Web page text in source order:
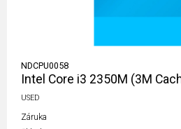
NDCPU0058
Intel Core i3 2350M (3M
USED
Záruka